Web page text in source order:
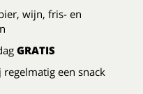
wijn, fris- en
GRATIS
een snack